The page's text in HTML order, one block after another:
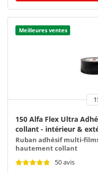
Meilleures ventes
150 Alfa Flex Ultra
collant - intérieur &
Ruban adhésif multi-
hautement collant
50 avis